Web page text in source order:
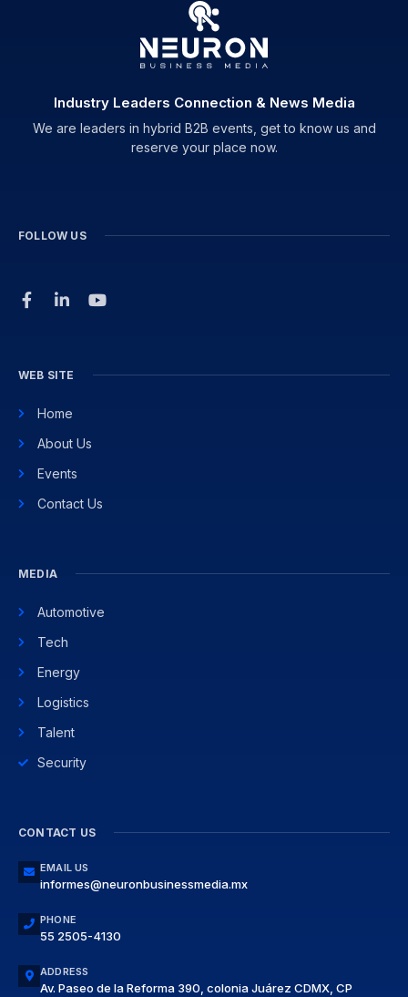
Industry Leaders Connection & News Media
We are leaders in hybrid B2B events, get to know us and
reserve your place now.
FOLLOW US
WEB SITE
Home
About Us
Events
Contact Us
MEDIA
Automotive
Tech
Energy
Logistics
Talent
Security
CONTACT US
EMAIL US
informes@neuronbusinessmedia.mx
PHONE
55 2505-4130
ADDRESS
Av. Paseo de la Reforma 390, colonia Juárez CDMX, CP